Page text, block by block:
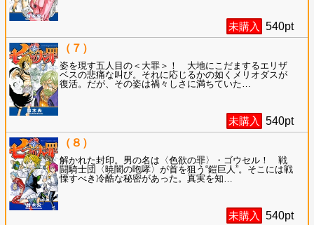
未購入 540pt
（７）
姿を現す五人目の＜大罪＞！ 大地にこだまするエリザ
ベスの悲痛な叫び。それに応じるかの如くメリオダスが
復活。だが、その姿は禍々しさに満ちていた
未購入 540pt
（８）
解かれた封印。男の名は〈色欲の罪〉・ゴウセル！ 戦
闘騎士団〈暁闇の咆哮〉が首を狙う“鎧巨人”。そこには戦
慄すべき冷酷な秘密があった。真実を知
未購入 540pt